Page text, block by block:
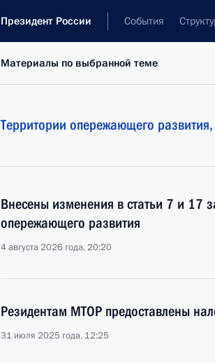
Президент России События
Материалы по выбранной теме
Территории опережающего развития,
Внесены изменения в статьи 7 и 17
опережающего развития
4 августа 2026 года, 20:20
Резидентам МТОР предоставлены
31 июля 2025 года, 12:25